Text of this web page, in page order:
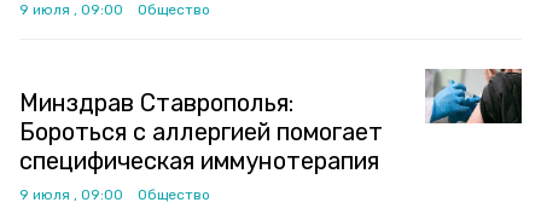
9 июля , 09:00 Общество
Минздрав Ставрополья:
Бороться с аллергией помогает
специфическая иммунотерапия
9 июля , 09:00 Общество